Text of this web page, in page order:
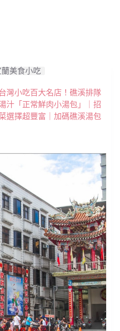
蘭美食小吃
灣小吃百大名店！礁溪排隊
汁「正常鮮肉小湯包」｜招
選擇超豐富｜加碼礁溪湯包